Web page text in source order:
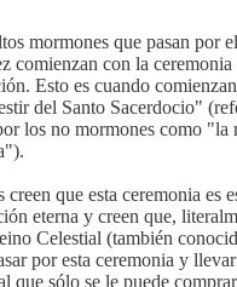
mormones que pasan por
comienzan con la ceremonia
Esto es cuando
del Santo Sacerdocio"
los no mormones como "la
que esta ceremonia es
eterna y creen que,
Celestial (también
por esta ceremonia y
que sólo se le puede